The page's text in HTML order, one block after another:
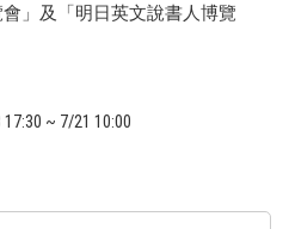
」及「明日英文說書人博覽
~ 7/21 10:00